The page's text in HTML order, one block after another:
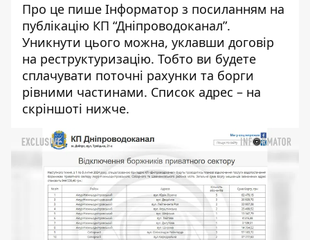
Про це пише Інформатор з посиланням на
публікацію КП “Дніпроводоканал”.
Уникнути цього можна, уклавши договір
на реструктуризацію. Тобто ви будете
сплачувати поточні рахунки та борги
рівними частинами. Список адрес – на
скріншоті нижче.